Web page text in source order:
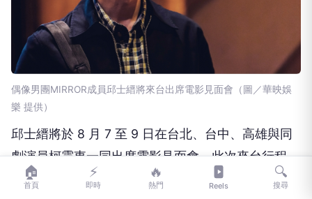
偶像男團MIRROR成員邱士縉將來台出席電影見面會（圖／華映娛
樂 提供）
邱士縉將於 8 月 7 至 9 日在台北、台中、高雄與同
劇演員柯震東一同出席電影見面會，此次來台行程，
他表示最想吃的就是「鹽水雞」，直呼很愛台灣這一
🏠
首頁
⚡
即時
🔥
熱門 Reels
🔍
搜尋